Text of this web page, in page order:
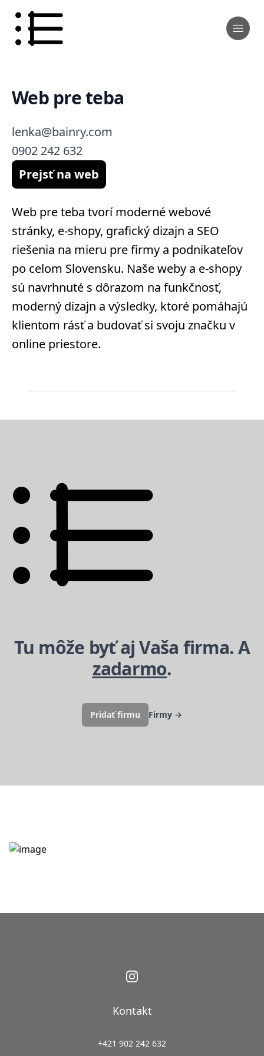
Web pre teba
lenka@bainry.com
0902 242 632
Prejsť na web
Web pre teba tvorí moderné webové
stránky, e-shopy, grafický dizajn a SEO
riešenia na mieru pre firmy a podnikateľov
po celom Slovensku. Naše weby a e-shopy
sú navrhnuté s dôrazom na funkčnosť,
moderný dizajn a výsledky, ktoré pomáhajú
klientom rásť a budovať si svoju značku v
online priestore.
Tu môže byť aj Vaša firma. A
zadarmo.
Pridať firmu Firmy →
Kontakt
+421 902 242 632